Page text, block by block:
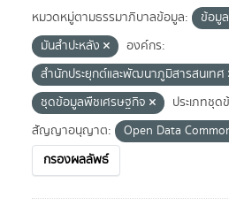
หมวดหมู่ตามธรรมาภิบาลข้อมูล: ข้อมู
มันสำปะหลัง
องค์กร:
สำนักประยุกต์และพัฒนาภูมิสารสนเทศ
ชุดข้อมูลพืชเศรษฐกิจ
ประเภทชุด
สัญญาอนุญาต:
Open Data
กรองผลลัพธ์